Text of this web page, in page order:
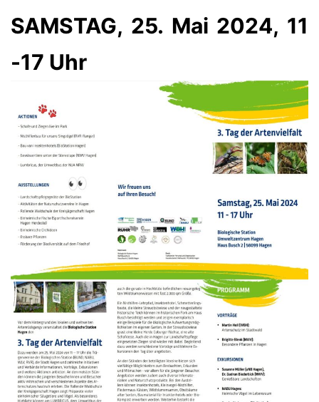
SAMSTAG, 25. Mai 2024, 11
-17 Uhr